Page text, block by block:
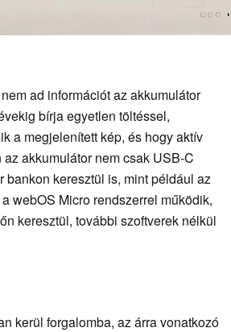
ad információt az akkumulátor
bírja egyetlen töltéssel,
a megjelenített kép, és hogy aktív
akkumulátor nem csak USB-C
bankon keresztül is, mint például az
webOS Micro rendszerrel működik,
keresztül, további szoftverek nélkül
kerül forgalomba, az árra vonatkozó